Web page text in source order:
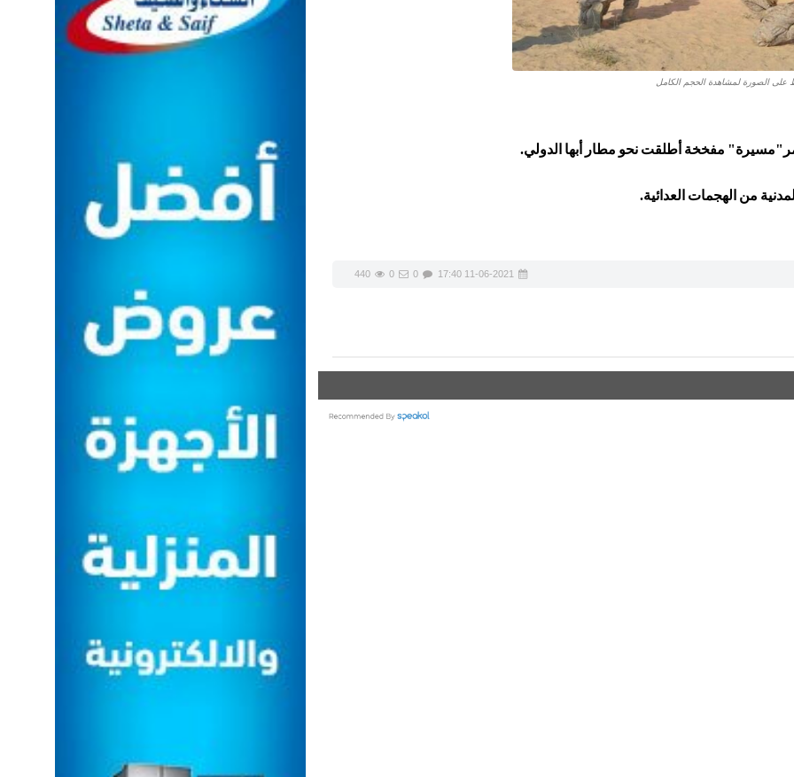
على الصورة لمشاهدة الحجم الكامل
مفخخة أطلقت نحو مطار أبها الدولي.
من الهجمات العدائية.
0
440